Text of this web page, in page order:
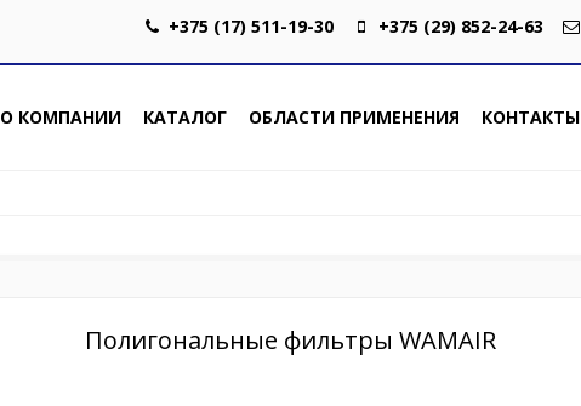
+375 (17) 511-19-30 +375 (29) 852-24-63
О КОМПАНИИ КАТАЛОГ ОБЛАСТИ ПРИМЕНЕНИЯ КОНТАКТЫ
Полигональные фильтры WAMAIR